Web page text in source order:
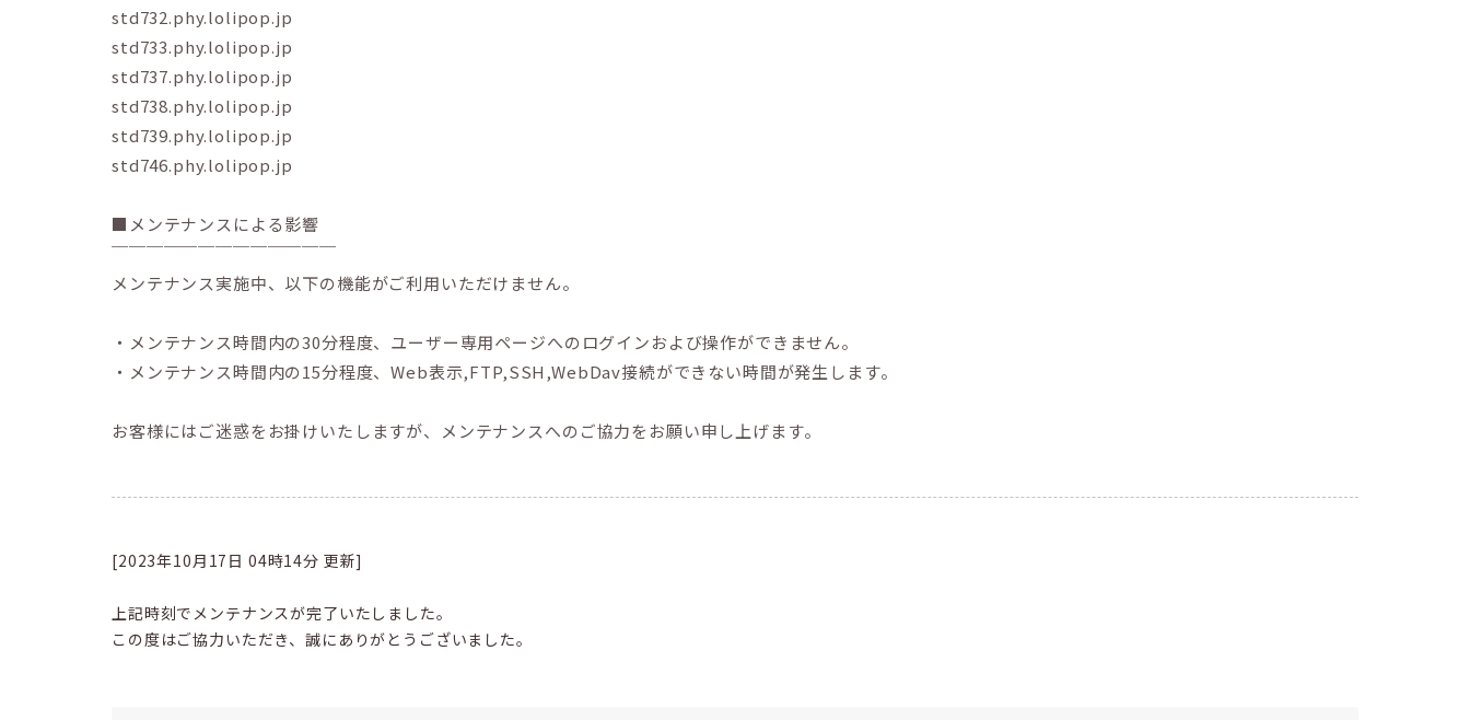
std732.phy.lolipop.jp
std733.phy.lolipop.jp
std737.phy.lolipop.jp
std738.phy.lolipop.jp
std739.phy.lolipop.jp
std746.phy.lolipop.jp
■メンテナンスによる影響
￣￣￣￣￣￣￣￣￣￣￣￣￣
メンテナンス実施中、以下の機能がご利用いただけません。
・メンテナンス時間内の30分程度、ユーザー専用ページへのログインおよび操作ができません。
・メンテナンス時間内の15分程度、Web表示,FTP,SSH,WebDav接続ができない時間が発生します。
お客様にはご迷惑をお掛けいたしますが、メンテナンスへのご協力をお願い申し上げます。
[2023年10月17日 04時14分 更新]
上記時刻でメンテナンスが完了いたしました。
この度はご協力いただき、誠にありがとうございました。